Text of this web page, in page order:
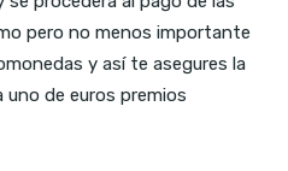
pero no menos importante
y así te asegures la
de euros premios